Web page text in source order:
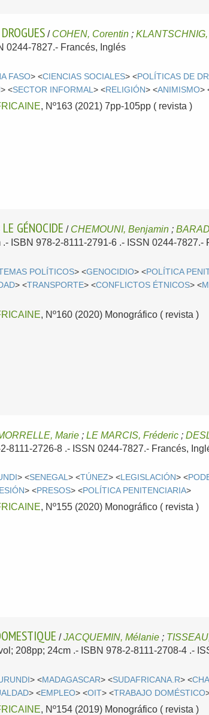
/ COHEN, Corentin ;
0244-7827.- Francés, Inglés
FASO> <CIENCIAS SOCIALES> <POLÍTICAS DE
> <SECTOR INFORMAL> <RELIGIÓN> <ANIMISMO>
, Nº163 (2021) 7pp-105pp ( revista )
GÉNOCIDE / CHEMOUNI, Benjamin ;
ISBN 978-2-8111-2791-6 .- ISSN 0244-7827.-
POLÍTICOS> <GENOCIDIO> <POLÍTICA
> <TRANSPORTE> <CONFLICTOS ÉTNICOS> <
, Nº160 (2020) Monográfico ( revista )
Marie ;LE MARCIS, Fréderic ;
8111-2726-8 .- ISSN 0244-7827.- Francés,
> <SENEGAL> <TÚNEZ> <LEGISLACIÓN> <
> <PRESOS> <POLÍTICA PENITENCIARIA>
, Nº155 (2020) Monográfico ( revista )
/JACQUEMIN, Mélanie ;
208pp; 24cm .- ISBN 978-2-8111-2708-4 .-
> <MADAGASCAR> <SUDAFRICANA.R> <
> <EMPLEO> <OIT> <TRABAJO DOMÉSTICO
, Nº154 (2019) Monográfico ( revista )